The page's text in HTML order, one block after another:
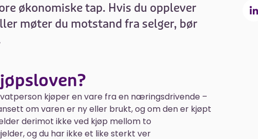
økonomiske tap. Hvis du opplever
møter du motstand fra selger, bør
kjøper en vare fra en næringsdrivende –
om varen er ny eller brukt, og om den er kjøpt
derimot ikke ved kjøp mellom to
og du har ikke et like sterkt ver